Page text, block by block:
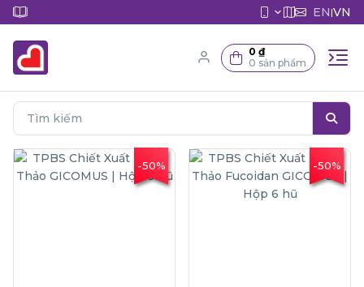
EN|VN
0 ₫
0 sản phẩm
-50% -50%